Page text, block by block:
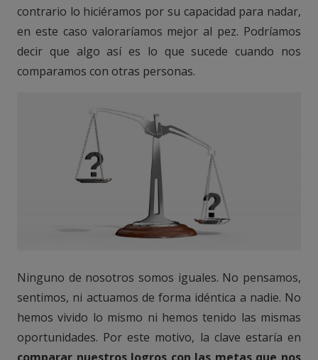
contrario lo hiciéramos por su capacidad para nadar,
en este caso valoraríamos mejor al pez. Podríamos
decir que algo así es lo que sucede cuando nos
comparamos con otras personas.
Ninguno de nosotros somos iguales. No pensamos,
sentimos, ni actuamos de forma idéntica a nadie. No
hemos vivido lo mismo ni hemos tenido las mismas
oportunidades. Por este motivo, la clave estaría en